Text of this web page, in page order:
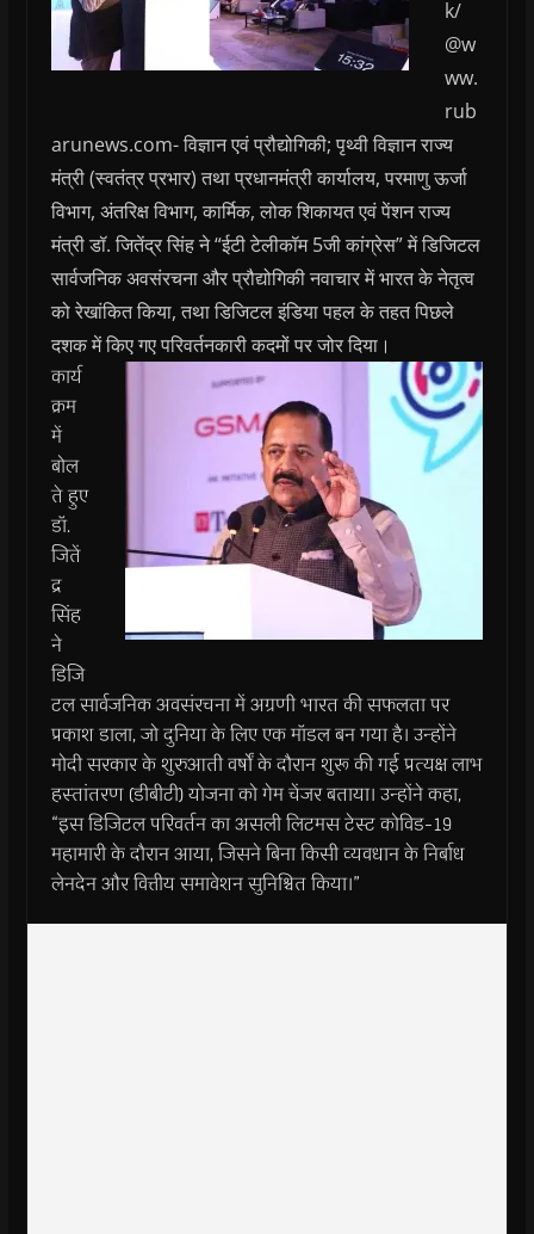
k/
@w
ww.
rub
arunews.com- विज्ञान एवं प्रौद्योगिकी; पृथ्वी विज्ञान राज्य
मंत्री (स्वतंत्र प्रभार) तथा प्रधानमंत्री कार्यालय, परमाणु ऊर्जा
विभाग, अंतरिक्ष विभाग, कार्मिक, लोक शिकायत एवं पेंशन राज्य
मंत्री डॉ. जितेंद्र सिंह ने “ईटी टेलीकॉम 5जी कांग्रेस” में डिजिटल
सार्वजनिक अवसंरचना और प्रौद्योगिकी नवाचार में भारत के नेतृत्व
को रेखांकित किया, तथा डिजिटल इंडिया पहल के तहत पिछले
दशक में किए गए परिवर्तनकारी कदमों पर जोर दिया।
कार्य
क्रम
में
बोल
ते हुए
डॉ.
जितें
द्र
सिंह
ने
डिजि
टल सार्वजनिक अवसंरचना में अग्रणी भारत की सफलता पर
प्रकाश डाला, जो दुनिया के लिए एक मॉडल बन गया है। उन्होंने
मोदी सरकार के शुरुआती वर्षों के दौरान शुरू की गई प्रत्यक्ष लाभ
हस्तांतरण (डीबीटी) योजना को गेम चेंजर बताया। उन्होंने कहा,
“इस डिजिटल परिवर्तन का असली लिटमस टेस्ट कोविड-19
महामारी के दौरान आया, जिसने बिना किसी व्यवधान के निर्बाध
लेनदेन और वित्तीय समावेशन सुनिश्चित किया।”